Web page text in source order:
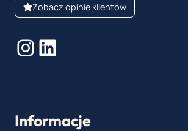
Zobacz opinie klientów
Instagram
LinkedIn
Informacje